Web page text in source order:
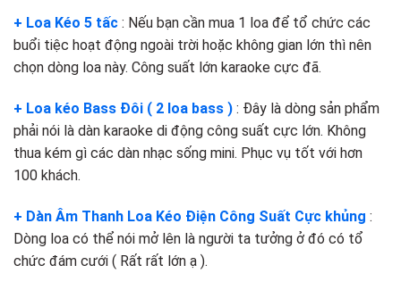
+ Loa Kéo 5 tấc : Nếu bạn cần mua 1 loa để tổ chức các
buổi tiệc hoạt động ngoài trời hoặc không gian lớn thì nên
chọn dòng loa này. Công suất lớn karaoke cực đã.
+ Loa kéo Bass Đôi ( 2 loa bass ) : Đây là dòng sản phẩm
phải nói là dàn karaoke di động công suất cực lớn. Không
thua kém gì các dàn nhạc sống mini. Phục vụ tốt với hơn
100 khách.
+ Dàn Âm Thanh Loa Kéo Điện Công Suất Cực khủng :
Dòng loa có thể nói mở lên là người ta tưởng ở đó có tổ
chức đám cưới ( Rất rất lớn ạ ).